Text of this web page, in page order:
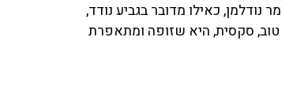
נודלמן, כאילו מדובר בגביע נודד,
סקסית, היא שזופה ומתאפרת